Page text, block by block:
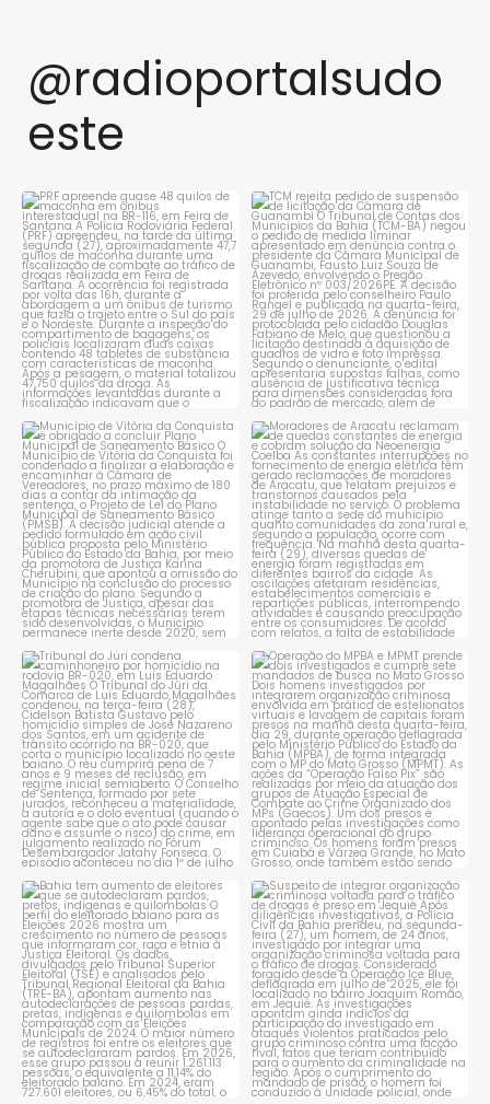
@radioportalsudo
este
PRF apreende quase 48 quilos
de maconha em ônibus...
1 0
TCM rejeita pedido de
suspensão de licitação da...
1 0
Município de Vitória da
Conquista é obrigado a...
1 0
Moradores de Aracatu
reclamam de quedas
constantes ...
1 0
Tribunal do Júri condena
caminhoneiro por...
1 0
Operação do MPBA e MPMT
prende dois investigados e...
1 0
Bahia tem aumento de eleitores
que se autodeclaram...
1 0
Suspeito de integrar
organização criminosa
voltada...
1 0